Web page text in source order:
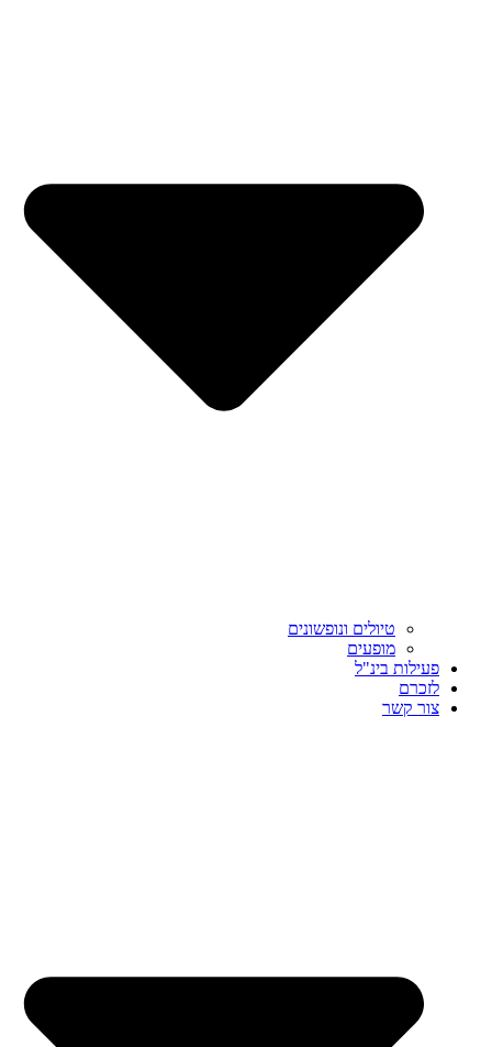
טיולים ונופשונים
מופעים
פעילות בינ"ל
לזכרם
צור קשר